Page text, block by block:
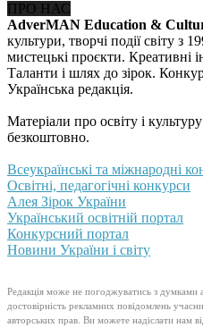
ПРО НАС
AdverMAN Education &
культури, творчі події світу з
мистецькі проєкти. Креативні
Таланти і шлях до зірок.
Українська редакція.
Матеріали про освіту і
безкоштовно.
Всеукраїнські та міжнародні
Освітні, педагогічні конкурси
Алея Зірок України
Український освітній портал
Конкурсний портал
Новини України і світу
Редакція може не погоджуватись з думками
достовірність рекламних повідомлень
авторських прав. Ви можете надіслати нам